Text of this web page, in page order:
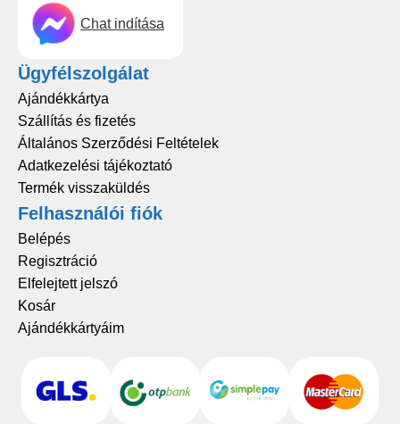
Chat indítása
Ügyfélszolgálat
Ajándékkártya
Szállítás és fizetés
Általános Szerződési Feltételek
Adatkezelési tájékoztató
Termék visszaküldés
Felhasználói fiók
Belépés
Regisztráció
Elfelejtett jelszó
Kosár
Ajándékkártyáim